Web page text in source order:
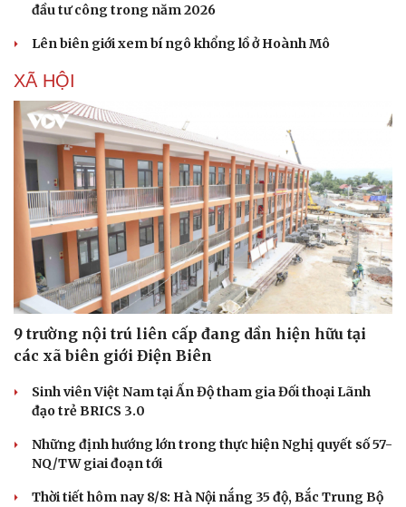
Sức khỏe
Dinh dưỡng - món ngon
Cây thuốc
Sản phụ khoa
Nhi khoa
Nam khoa
Phòng mạch online
Ăn sạch sống khỏe
Đời sống
Nhà đẹp
Blog
Tình yêu - Gia đình
đầu tư công trong năm 2026
Lên biên giới xem bí ngô khổng lồ ở Hoành Mô
XÃ HỘI
9 trường nội trú liên cấp đang dần hiện hữu tại
các xã biên giới Điện Biên
Sinh viên Việt Nam tại Ấn Độ tham gia Đối thoại Lãnh
đạo trẻ BRICS 3.0
Những định hướng lớn trong thực hiện Nghị quyết số 57-
NQ/TW giai đoạn tới
Thời tiết hôm nay 8/8: Hà Nội nắng 35 độ, Bắc Trung Bộ